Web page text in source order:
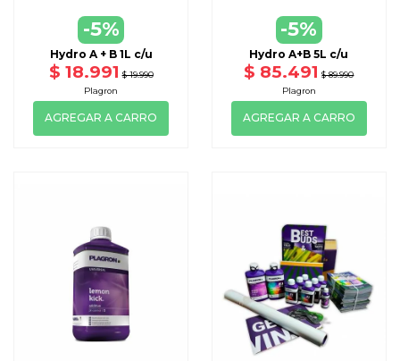
-5%
Hydro A + B 1L c/u
$ 18.991 $ 19.990
Plagron
AGREGAR A CARRO
-5%
Hydro A+B 5L c/u
$ 85.491 $ 89.990
Plagron
AGREGAR A CARRO